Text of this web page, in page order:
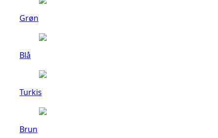
Grøn
Blå
Turkis
Brun